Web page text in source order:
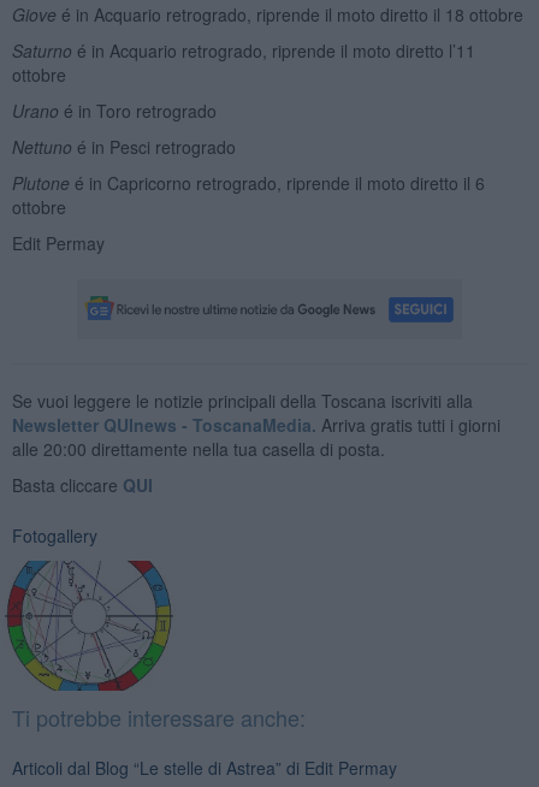
Giove é in Acquario retrogrado, riprende il moto diretto il 18 ottobre
Saturno é in Acquario retrogrado, riprende il moto diretto l’11
ottobre
Urano é in Toro retrogrado
Nettuno é in Pesci retrogrado
Plutone é in Capricorno retrogrado, riprende il moto diretto il 6
ottobre
Edit Permay
Se vuoi leggere le notizie principali della Toscana iscriviti alla
Newsletter QUInews - ToscanaMedia. Arriva gratis tutti i giorni
alle 20:00 direttamente nella tua casella di posta.
Basta cliccare QUI
Fotogallery
Ti potrebbe interessare anche:
Articoli dal Blog “Le stelle di Astrea” di Edit Permay